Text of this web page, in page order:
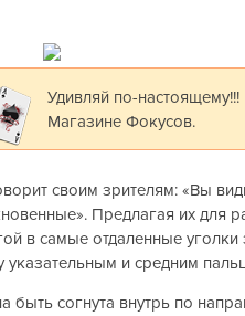
Удивляй по-
Магазине Фокусов.
своим зрителям: «Вы
Предлагая их для
в самые отдаленные уголки
указательным и средним
быть согнута внутрь по